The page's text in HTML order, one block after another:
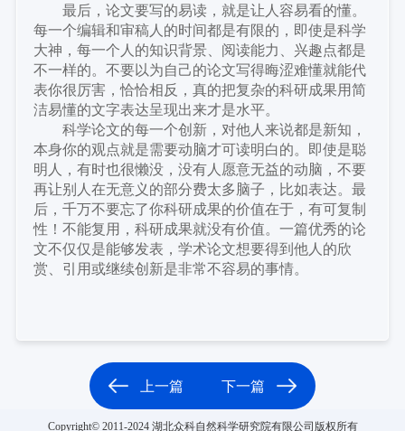
最后，论文要写的易读，就是让人容易看的懂。
每一个编辑和审稿人的时间都是有限的，即使是科学
大神，每一个人的知识背景、阅读能力、兴趣点都是
不一样的。不要以为自己的论文写得晦涩难懂就能代
表你很厉害，恰恰相反，真的把复杂的科研成果用简
洁易懂的文字表达呈现出来才是水平。
科学论文的每一个创新，对他人来说都是新知，
本身你的观点就是需要动脑才可读明白的。即使是聪
明人，有时也很懒没，没有人愿意无益的动脑，不要
再让别人在无意义的部分费太多脑子，比如表达。最
后，千万不要忘了你科研成果的价值在于，有可复制
性！不能复用，科研成果就没有价值。一篇优秀的论
文不仅仅是能够发表，学术论文想要得到他人的欣
赏、引用或继续创新是非常不容易的事情。
上一篇 下一篇
Copyright© 2011-2024 湖北众科自然科学研究院有限公司版权所有